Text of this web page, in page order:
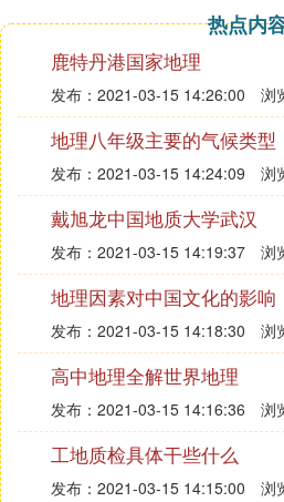
增长19.01%，较2011年同期
第一产业完成增加值107501
产业完成增加值254012万元
业完成增加值262583万元，
同期对比，除第二产业增速回
三产业均有不同程度的增长，
4%。
2012年东兴市财政总收入完
增收21110万元，增长
74%。其中地方财政收入完成
增长41.42%，增速比2011年
收入中税收收入60650万元，
6%，增速比2011年回落
44392万元，比2011年增长
回落2.62%。
2012年东兴市完成全社会固
元，比2011年增长30.06%。
热点内
鹿特丹港国家地理
发布：2021-03-15 14:26:00 浏
地理八年级主要的气候类型
发布：2021-03-15 14:24:09 浏
戴旭龙中国地质大学武汉
发布：2021-03-15 14:19:37 浏
地理因素对中国文化的影响
发布：2021-03-15 14:18:30 浏
高中地理全解世界地理
发布：2021-03-15 14:16:36 浏
工地质检具体干些什么
发布：2021-03-15 14:15:00 浏